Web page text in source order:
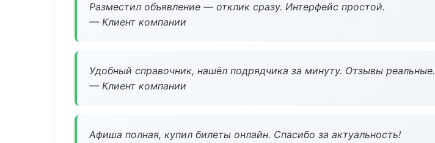
Разместил объявление — отклик сразу. Интерфейс простой.
— Клиент компании
Удобный справочник, нашёл подрядчика за минуту. Отзывы реальные.
— Клиент компании
Афиша полная, купил билеты онлайн. Спасибо за актуальность!